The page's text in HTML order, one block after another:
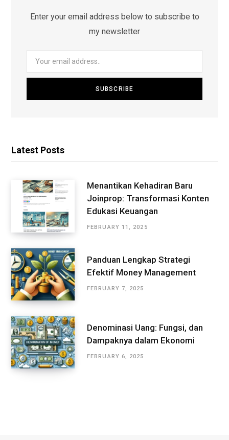
Enter your email address below to subscribe to
my newsletter
Latest Posts
Menantikan Kehadiran Baru
Joinprop: Transformasi Konten
Edukasi Keuangan
FEBRUARY 11, 2025
Panduan Lengkap Strategi
Efektif Money Management
FEBRUARY 7, 2025
Denominasi Uang: Fungsi, dan
Dampaknya dalam Ekonomi
FEBRUARY 6, 2025